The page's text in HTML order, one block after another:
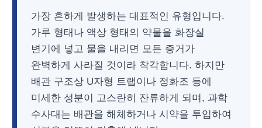
가장 흔하게 발생하는 대표적인 유형입니다.
가루 형태나 액상 형태의 약물을 화장실
변기에 넣고 물을 내리면 모든 증거가
완벽하게 사라질 것이라 착각합니다. 하지만
배관 구조상 U자형 트랩이나 정화조 등에
미세한 성분이 고스란히 잔류하게 되며, 과학
수사대는 배관을 해체하거나 시약을 투입하여